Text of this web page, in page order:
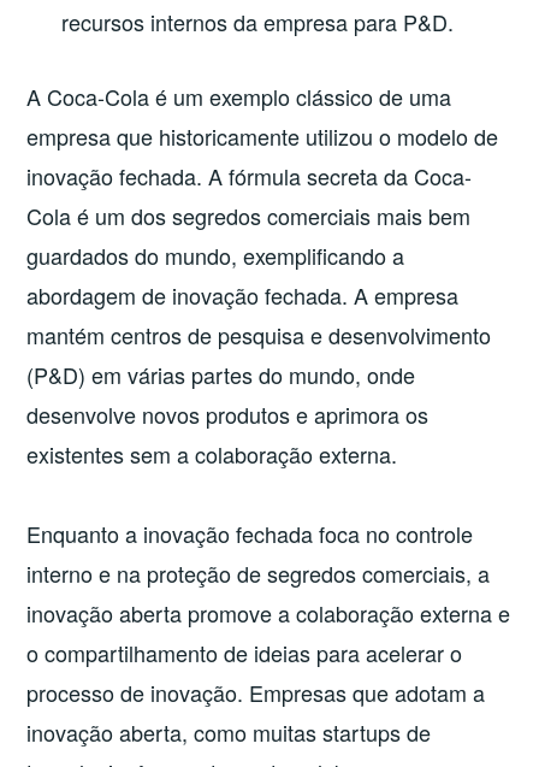
recursos internos da empresa para P&D.
A Coca-Cola é um exemplo clássico de uma
empresa que historicamente utilizou o modelo de
inovação fechada. A fórmula secreta da Coca-
Cola é um dos segredos comerciais mais bem
guardados do mundo, exemplificando a
abordagem de inovação fechada. A empresa
mantém centros de pesquisa e desenvolvimento
(P&D) em várias partes do mundo, onde
desenvolve novos produtos e aprimora os
existentes sem a colaboração externa.
Enquanto a inovação fechada foca no controle
interno e na proteção de segredos comerciais, a
inovação aberta promove a colaboração externa e
o compartilhamento de ideias para acelerar o
processo de inovação. Empresas que adotam a
inovação aberta, como muitas startups de